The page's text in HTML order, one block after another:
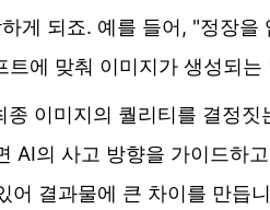
게 되죠. 예를 들어, "정장을
트에 맞춰 이미지가 생성되는
이미지의 퀄리티를 결정짓
AI의 사고 방향을 가이드하
어 결과물에 큰 차이를 만듭